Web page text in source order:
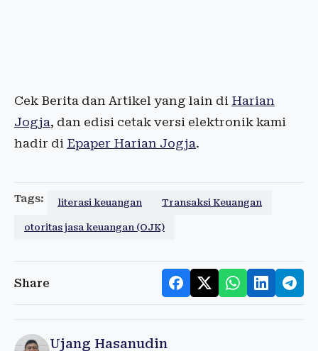
Cek Berita dan Artikel yang lain di Harian
Jogja, dan edisi cetak versi elektronik kami
hadir di Epaper Harian Jogja.
Tags: literasi keuangan Transaksi Keuangan
otoritas jasa keuangan (OJK)
Share
Ujang Hasanudin